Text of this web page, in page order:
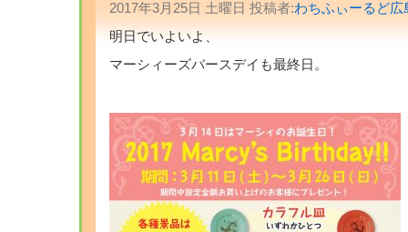
2017年3月25日 土曜日 投稿者:わちふぃーるど
明日でいよいよ、
マーシィーズバースデイも最終日。